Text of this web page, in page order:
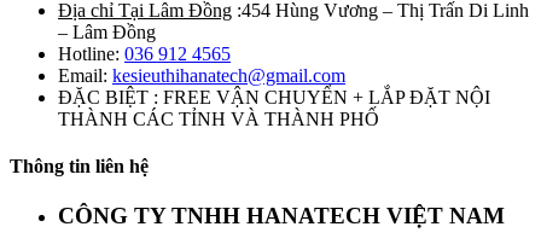
Địa chỉ Tại Lâm Đồng :454 Hùng Vương – Thị Trấn Di Linh
– Lâm Đồng
Hotline: 036 912 4565
Email: kesieuthihanatech@gmail.com
ĐẶC BIỆT : FREE VẬN CHUYỂN + LẮP ĐẶT NỘI
THÀNH CÁC TỈNH VÀ THÀNH PHỐ
Thông tin liên hệ
CÔNG TY TNHH HANATECH VIỆT NAM